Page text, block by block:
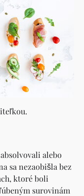
alebo
sa nezaobišla bez
ktoré boli
surovinám